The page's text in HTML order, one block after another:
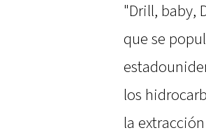
"Drill, baby,
que se
los
la